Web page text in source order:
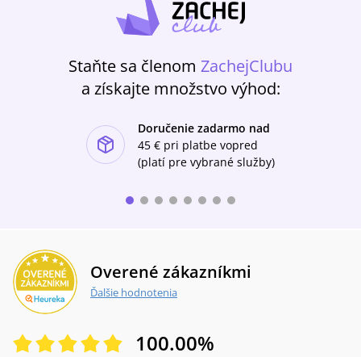
Staňte sa členom ZachejClubu
a získajte množstvo výhod:
Doručenie zadarmo nad
45 € pri platbe vopred
(platí pre vybrané služby)
Overené zákazníkmi
Ďalšie hodnotenia
100.00%